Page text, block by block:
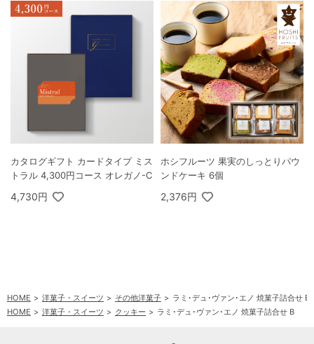
カタログギフト カードタイプ ミス
トラル 4,300円コース オレガノ-C
4,730円
ホシフルーツ 果実のしっとりパウ
ンドケーキ 6個
2,376円
HOME 洋菓子・スイーツ その他洋菓子
ラミ･デュ･ヴァン･エノ 焼菓子詰合せ B
HOME
洋菓子・スイーツ クッキー ラミ･デュ･ヴァン･エノ 焼菓子詰合せ B